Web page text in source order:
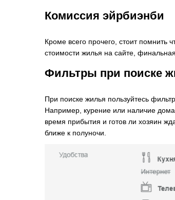
Комиссия эйрбиэнби
Кроме всего прочего, стоит помнить
стоимости жилья на сайте,
Фильтры при поиске
При поиске жилья пользуйтесь
Например, курение или наличие
время прибытия и готов ли хозяин
ближе к полуночи.